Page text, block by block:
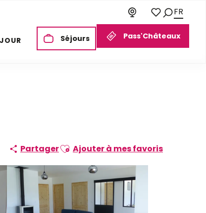
Pass'Châteaux
Séjours
Voir les favoris
FR
PartagerAjouter aux favoris
Ajouter à mes favoris